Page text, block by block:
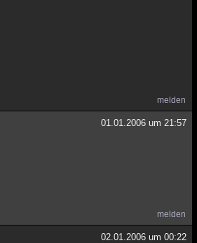
melden
01.01.2006 um 21:57
melden
02.01.2006 um 00:22